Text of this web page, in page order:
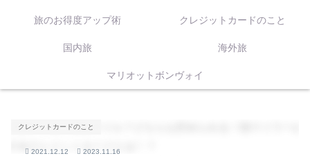
旅のお得度アップ術 クレジットカードのこと
国内旅 海外旅
マリオットボンヴォイ
クレジットカードのこと
2021.12.12 2023.11.16